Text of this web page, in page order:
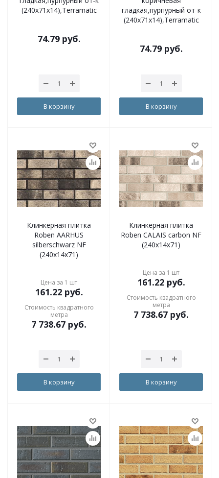
(240х71х14),Terramatic
74.79руб.
В корзину
гладкая,пурпурный от-к
(240х71х14),Terramatic
74.79руб.
В корзину
Клинкерная плитка
Roben AARHUS
silberschwarz NF
(240x14x71)
Цена за 1 шт
161.22руб.
Стоимость квадратного
метра
7 738.67 руб.
В корзину
Клинкерная плитка
Roben CALAIS carbon NF
(240x14x71)
Цена за 1 шт
161.22руб.
Стоимость квадратного
метра
7 738.67 руб.
В корзину